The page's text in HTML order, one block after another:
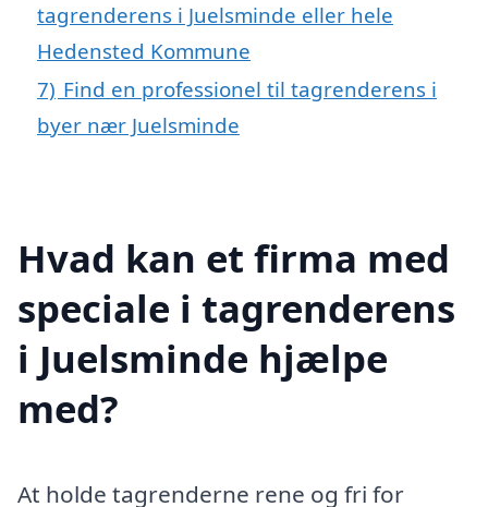
tagrenderens i Juelsminde eller hele
Hedensted Kommune
7) Find en professionel til tagrenderens i
byer nær Juelsminde
Hvad kan et firma med
speciale i tagrenderens
i Juelsminde hjælpe
med?
At holde tagrenderne rene og fri for